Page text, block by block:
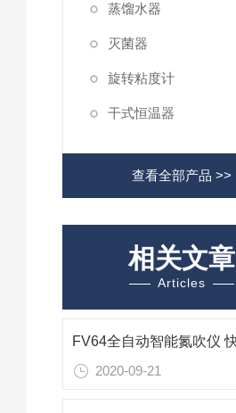
蒸馏水器
灭菌器
旋转粘度计
干式恒温器
查看全部产品 >>
相关文章
Articles
2020-09-21